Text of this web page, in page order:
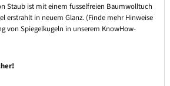
Staub ist mit einem fusselfreien Baumwolltuch
erstrahlt in neuem Glanz. (Finde mehr Hinweise
von Spiegelkugeln in unserem KnowHow-